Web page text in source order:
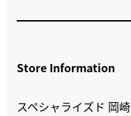
Store Information
スペシャライズド 岡崎